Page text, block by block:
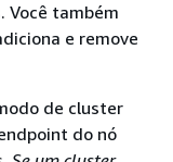
Você também
e remove
de cluster
do nó